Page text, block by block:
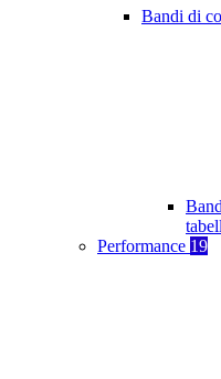
Bandi di
Performance 19